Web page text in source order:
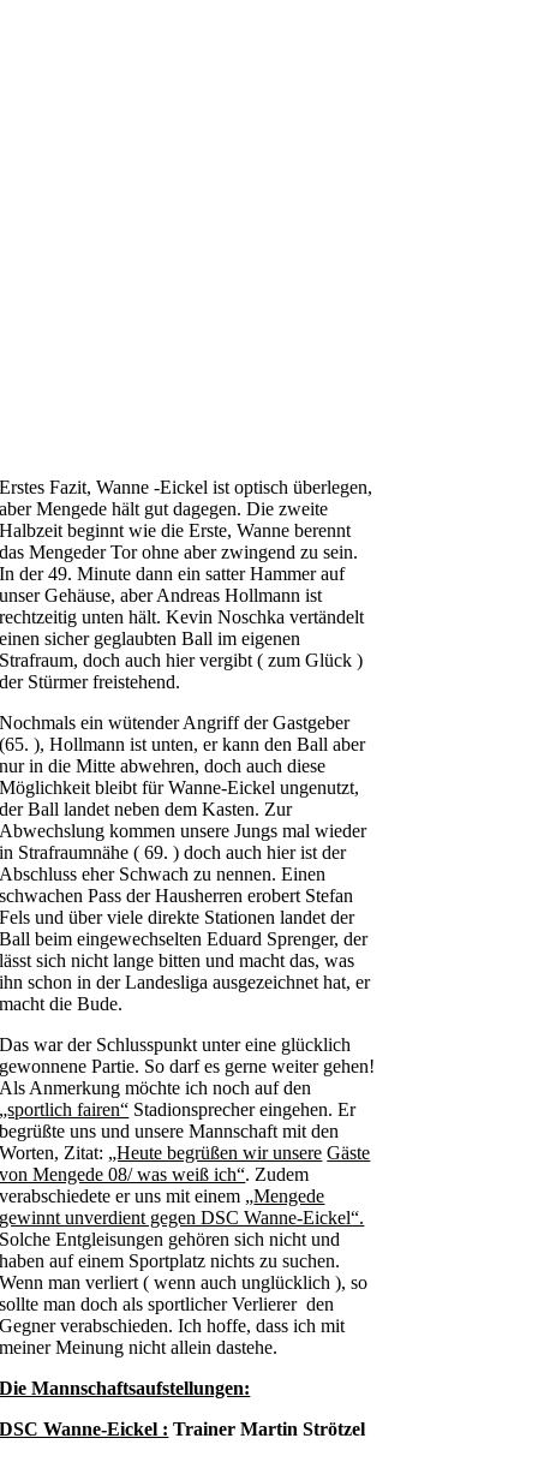
Erstes Fazit, Wanne -Eickel ist optisch überlegen,
aber Mengede hält gut dagegen. Die zweite
Halbzeit beginnt wie die Erste, Wanne berennt
das Mengeder Tor ohne aber zwingend zu sein.
In der 49. Minute dann ein satter Hammer auf
unser Gehäuse, aber Andreas Hollmann ist
rechtzeitig unten hält. Kevin Noschka vertändelt
einen sicher geglaubten Ball im eigenen
Strafraum, doch auch hier vergibt ( zum Glück )
der Stürmer freistehend.
Nochmals ein wütender Angriff der Gastgeber
(65. ), Hollmann ist unten, er kann den Ball aber
nur in die Mitte abwehren, doch auch diese
Möglichkeit bleibt für Wanne-Eickel ungenutzt,
der Ball landet neben dem Kasten. Zur
Abwechslung kommen unsere Jungs mal wieder
in Strafraumnähe ( 69. ) doch auch hier ist der
Abschluss eher Schwach zu nennen. Einen
schwachen Pass der Hausherren erobert Stefan
Fels und über viele direkte Stationen landet der
Ball beim eingewechselten Eduard Sprenger, der
lässt sich nicht lange bitten und macht das, was
ihn schon in der Landesliga ausgezeichnet hat, er
macht die Bude.
Das war der Schlusspunkt unter eine glücklich
gewonnene Partie. So darf es gerne weiter gehen!
Als Anmerkung möchte ich noch auf den
„sportlich fairen“ Stadionsprecher eingehen. Er
begrüßte uns und unsere Mannschaft mit den
Worten, Zitat: „Heute begrüßen wir unsere Gäste
von Mengede 08/ was weiß ich“. Zudem
verabschiedete er uns mit einem „Mengede
gewinnt unverdient gegen DSC Wanne-Eickel“.
Solche Entgleisungen gehören sich nicht und
haben auf einem Sportplatz nichts zu suchen.
Wenn man verliert ( wenn auch unglücklich ), so
sollte man doch als sportlicher Verlierer den
Gegner verabschieden. Ich hoffe, dass ich mit
meiner Meinung nicht allein dastehe.
Die Mannschaftsaufstellungen:
DSC Wanne-Eickel : Trainer Martin Strötzel